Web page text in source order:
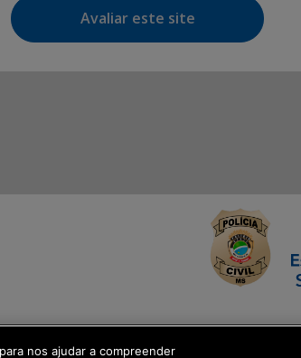
Avaliar este site
nos ajudar a compreender